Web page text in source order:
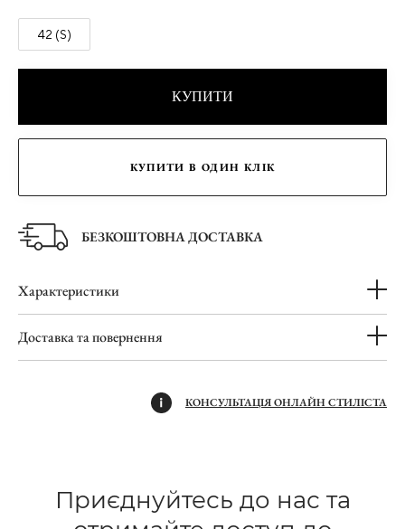
42 (S)
КУПИТИ
КУПИТИ В ОДИН КЛІК
БЕЗКОШТОВНА ДОСТАВКА
Характеристики
Доставка та повернення
КОНСУЛЬТАЦІЯ ОНЛАЙН СТИЛІСТА
Приєднуйтесь до нас та